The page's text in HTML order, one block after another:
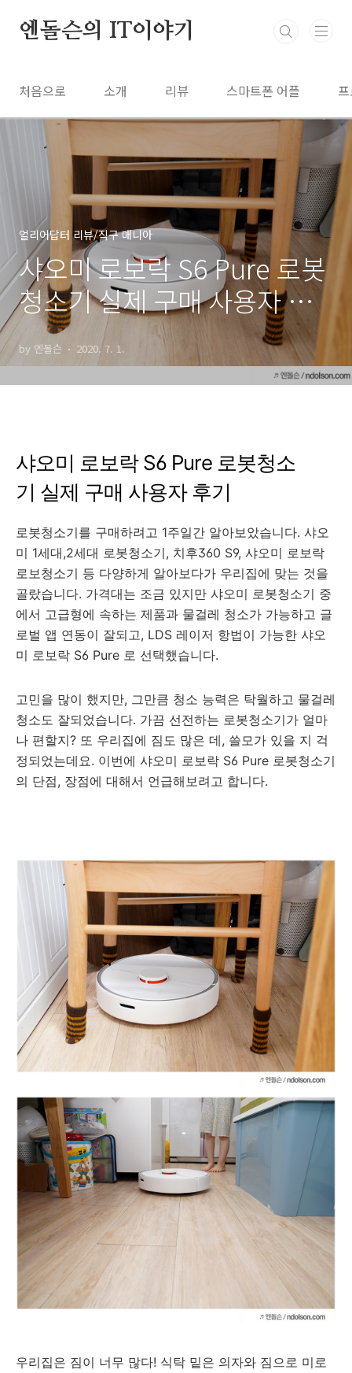
엔돌슨의 IT이야기
처음으로 소개 리뷰 스마트폰 어플
얼리어답터 리뷰/직구 매니아
샤오미 로보락 S6 Pure 로봇
청소기 실제 구매 사용자 후
기
by 엔돌슨 2020. 7. 1.
샤오미 로보락 S6 Pure 로봇청소
기 실제 구매 사용자 후기
로봇청소기를 구매하려고 1주일간 알아보았습니다. 샤오
미 1세대,2세대 로봇청소기, 치후360 S9, 샤오미 로보락
로보청소기 등 다양하게 알아보다가 우리집에 맞는 것을
골랐습니다. 가격대는 조금 있지만 샤오미 로봇청소기 중
에서 고급형에 속하는 제품과 물걸레 청소가 가능하고 글
로벌 앱 연동이 잘되고, LDS 레이저 항법이 가능한 샤오
미 로보락 S6 Pure 로 선택했습니다.
고민을 많이 했지만, 그만큼 청소 능력은 탁월하고 물걸레
청소도 잘되었습니다. 가끔 선전하는 로봇청소기가 얼마
나 편할지? 또 우리집에 짐도 많은 데, 쓸모가 있을 지 걱
정되었는데요. 이번에 샤오미 로보락 S6 Pure 로봇청소기
의 단점, 장점에 대해서 언급해보려고 합니다.
우리집은 짐이 너무 많다! 식탁 밑은 의자와 짐으로 미로